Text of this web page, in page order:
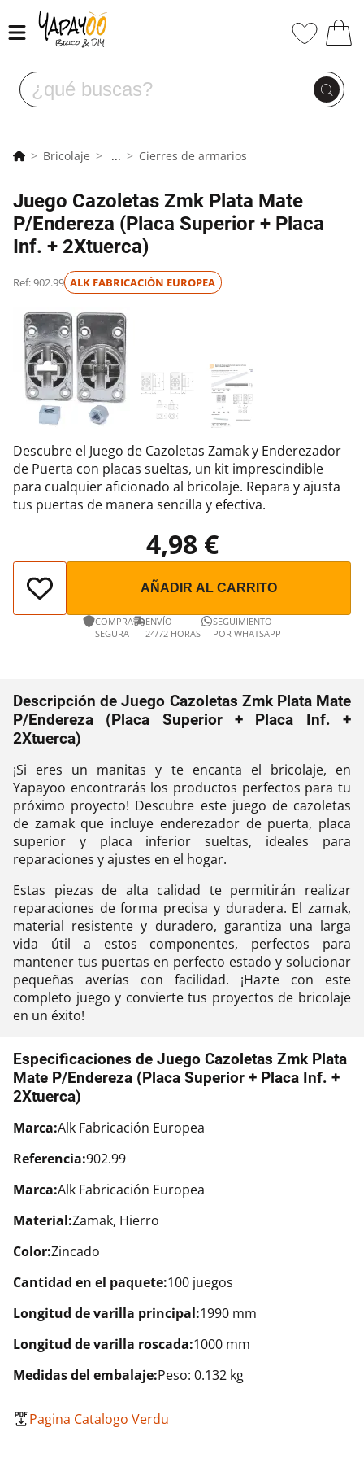
Bricolaje ... Cierres de armarios
Juego Cazoletas Zmk Plata Mate
P/Endereza (Placa Superior + Placa
Inf. + 2Xtuerca)
Ref: 902.99 ALK FABRICACIÓN EUROPEA
Descubre el Juego de Cazoletas Zamak y Enderezador
de Puerta con placas sueltas, un kit imprescindible
para cualquier aficionado al bricolaje. Repara y ajusta
tus puertas de manera sencilla y efectiva.
4,98 €
AÑADIR AL CARRITO
COMPRA
SEGURA
ENVÍO
24/72 HORAS
SEGUIMIENTO
POR WHATSAPP
Descripción de Juego Cazoletas Zmk Plata Mate
P/Endereza (Placa Superior + Placa Inf. +
2Xtuerca)
¡Si eres un manitas y te encanta el bricolaje, en
Yapayoo encontrarás los productos perfectos para tu
próximo proyecto! Descubre este juego de cazoletas
de zamak que incluye enderezador de puerta, placa
superior y placa inferior sueltas, ideales para
reparaciones y ajustes en el hogar.
Estas piezas de alta calidad te permitirán realizar
reparaciones de forma precisa y duradera. El zamak,
material resistente y duradero, garantiza una larga
vida útil a estos componentes, perfectos para
mantener tus puertas en perfecto estado y solucionar
pequeñas averías con facilidad. ¡Hazte con este
completo juego y convierte tus proyectos de bricolaje
en un éxito!
Especificaciones de Juego Cazoletas Zmk Plata
Mate P/Endereza (Placa Superior + Placa Inf. +
2Xtuerca)
Marca:Alk Fabricación Europea
Referencia:902.99
Marca:Alk Fabricación Europea
Material:Zamak, Hierro
Color:Zincado
Cantidad en el paquete:100 juegos
Longitud de varilla principal:1990 mm
Longitud de varilla roscada:1000 mm
Medidas del embalaje:Peso: 0.132 kg
Pagina Catalogo Verdu